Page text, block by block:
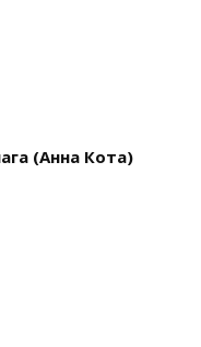
(Анна Кота)